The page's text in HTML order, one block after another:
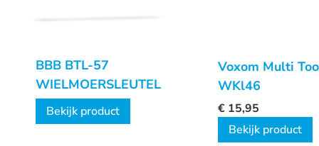
BBB BTL-57
WIELMOERSLEUTEL
Bekijk product
Voxom Multi
WKl46
€ 15,95
Bekijk product